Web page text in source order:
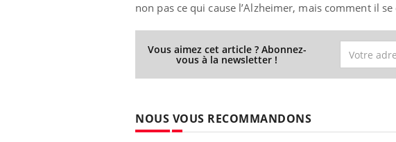
non pas ce qui cause l’Alzheimer, mais comment il
Vous aimez cet article ? Abonnez-
vous à la newsletter !
NOUS VOUS RECOMMANDONS